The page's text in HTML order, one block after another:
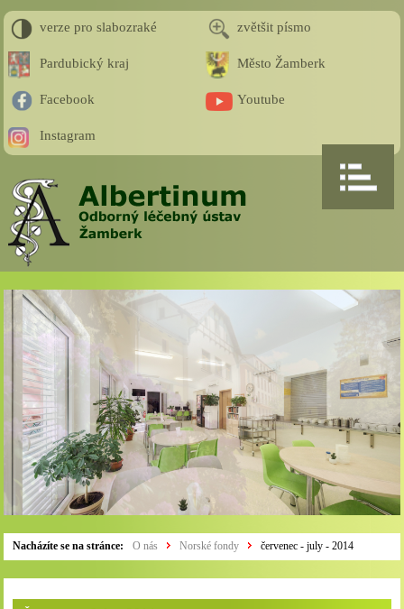
verze pro slabozraké zvětšit písmo
Pardubický kraj Město Žamberk
Facebook Youtube
Instagram
Nacházíte se na stránce: O nás Norské fondy červenec - july - 2014